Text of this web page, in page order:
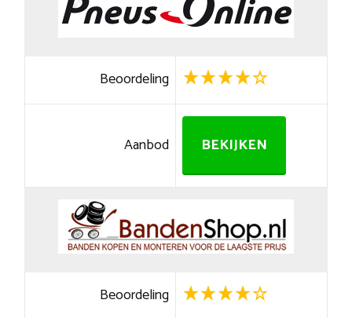
Beoordeling
Aanbod BEKIJKEN
Beoordeling